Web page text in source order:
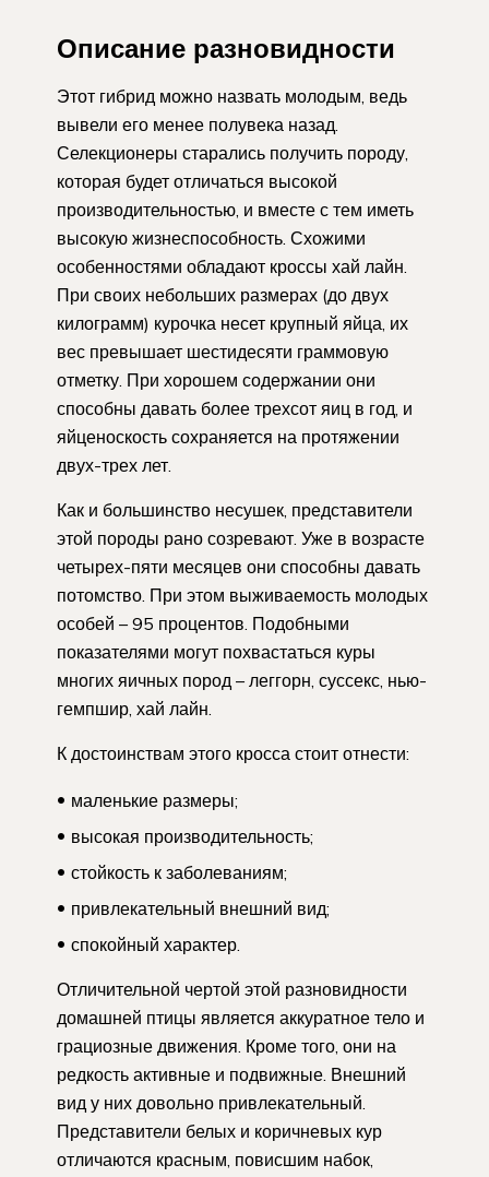
Описание разновидности
Этот гибрид можно назвать молодым, ведь
вывели его менее полувека назад.
Селекционеры старались получить породу,
которая будет отличаться высокой
производительностью, и вместе с тем иметь
высокую жизнеспособность. Схожими
особенностями обладают кроссы хай лайн.
При своих небольших размерах (до двух
килограмм) курочка несет крупный яйца, их
вес превышает шестидесяти граммовую
отметку. При хорошем содержании они
способны давать более трехсот яиц в год, и
яйценоскость сохраняется на протяжении
двух-трех лет.
Как и большинство несушек, представители
этой породы рано созревают. Уже в возрасте
четырех-пяти месяцев они способны давать
потомство. При этом выживаемость молодых
особей – 95 процентов. Подобными
показателями могут похвастаться куры
многих яичных пород – леггорн, суссекс, нью-
гемпшир, хай лайн.
К достоинствам этого кросса стоит отнести:
маленькие размеры;
высокая производительность;
стойкость к заболеваниям;
привлекательный внешний вид;
спокойный характер.
Отличительной чертой этой разновидности
домашней птицы является аккуратное тело и
грациозные движения. Кроме того, они на
редкость активные и подвижные. Внешний
вид у них довольно привлекательный.
Представители белых и коричневых кур
отличаются красным, повисшим набок,